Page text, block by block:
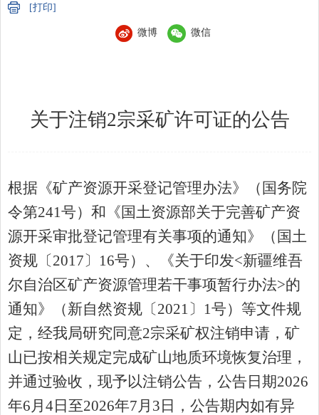
[打印]
微博 微信
关于注销2宗采矿许可证的公告
根据《矿产资源开采登记管理办法》（国务院
令第241号）和《国土资源部关于完善矿产资
源开采审批登记管理有关事项的通知》（国土
资规〔2017〕 16号）、《关于印发<新疆维吾
尔自治区矿产资源管理若干事项暂行办法>的
通知》（新自然资规〔2021 〕 1号）等文件规
定，经我局研究同意2宗采矿权注销申请，矿
山已按相关规定完成矿山地质环境恢复治理，
并通过验收 ， 现予以注销公告 ，公告 日期2026
年6 月 4日至2026年7 月 3 日 ， 公告期内如有异